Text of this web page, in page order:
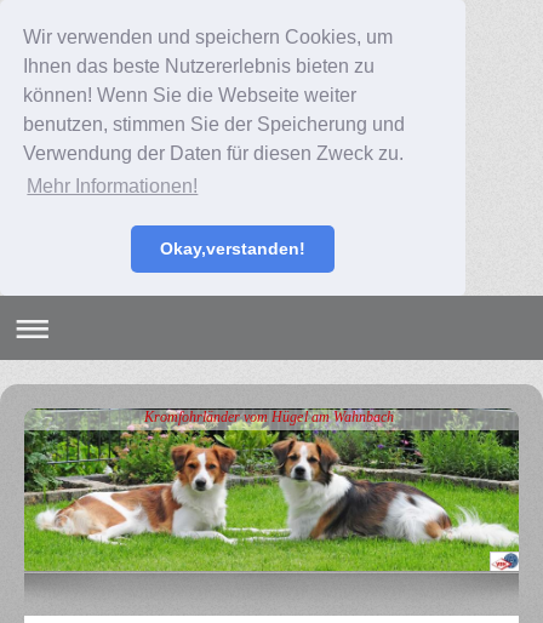
Wir verwenden und speichern Cookies, um
Ihnen das beste Nutzererlebnis bieten zu
können! Wenn Sie die Webseite weiter
benutzen, stimmen Sie der Speicherung und
Verwendung der Daten für diesen Zweck zu.
Mehr Informationen!
Okay,verstanden!
Kromfohrländer vom Hügel am Wahnbach